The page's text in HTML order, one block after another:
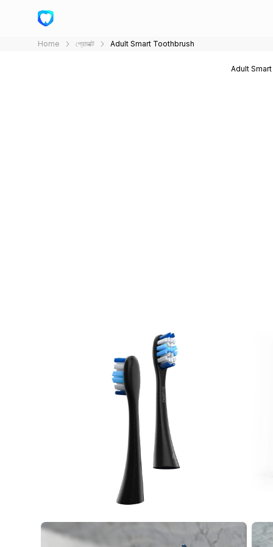
Home প্রোডাক্ট Adult Smart Toothbrush
Adult